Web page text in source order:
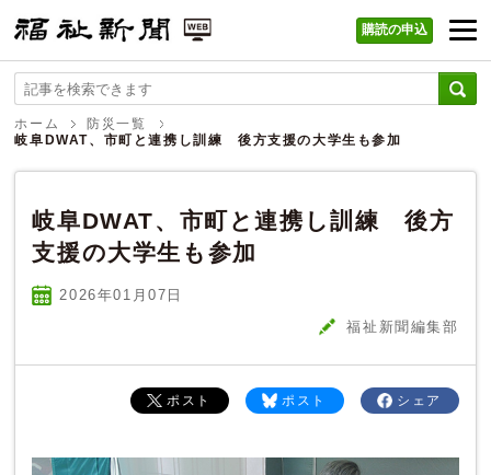
福祉新聞 WEB
購読の申込
ホーム
防災一覧
岐阜DWAT、市町と連携し訓練 後方支援の大学生も参加
岐阜DWAT、市町と連携し訓練 後方
支援の大学生も参加
2026年01 月07 日
福祉新聞編集部
シェア
ポスト
ポスト